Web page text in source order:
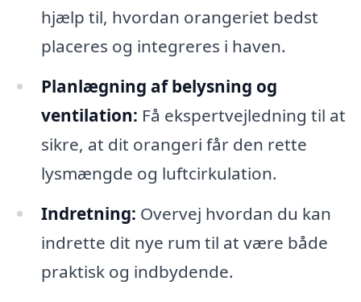
hjælp til, hvordan orangeriet bedst
placeres og integreres i haven.
Planlægning af belysning og
ventilation: Få ekspertvejledning til at
sikre, at dit orangeri får den rette
lysmængde og luftcirkulation.
Indretning: Overvej hvordan du kan
indrette dit nye rum til at være både
praktisk og indbydende.